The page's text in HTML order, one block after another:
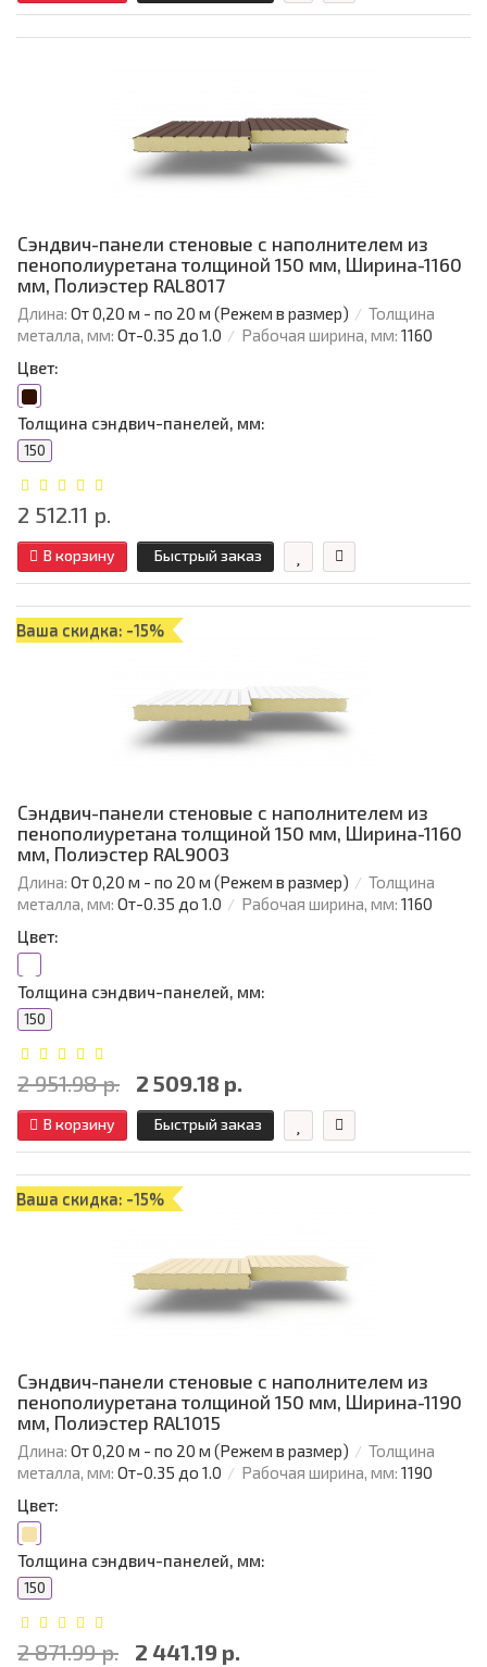
Сэндвич-панели стеновые с наполнителем из
пенополиуретана толщиной 150 мм, Ширина-1160
мм, Полиэстер RAL8017
Длина: От 0,20 м - по 20 м (Режем в размер)
Толщина
металла, мм: От-0.35 до 1.0 Рабочая ширина, мм: 1160
Цвет:
Толщина сэндвич-панелей, мм:
150
2 512.11 р.
В корзину Быстрый заказ
Ваша скидка: -15%
Сэндвич-панели стеновые с наполнителем из
пенополиуретана толщиной 150 мм, Ширина-1160
мм, Полиэстер RAL9003
Длина: От 0,20 м - по 20 м (Режем в размер)
Толщина
металла, мм: От-0.35 до 1.0 Рабочая ширина, мм: 1160
Цвет:
Толщина сэндвич-панелей, мм:
150
2 951.98 р. 2 509.18 р.
В корзину Быстрый заказ
Ваша скидка: -15%
Сэндвич-панели стеновые с наполнителем из
пенополиуретана толщиной 150 мм, Ширина-1190
мм, Полиэстер RAL1015
Длина: От 0,20 м - по 20 м (Режем в размер)
Толщина
металла, мм: От-0.35 до 1.0 Рабочая ширина, мм: 1190
Цвет:
Толщина сэндвич-панелей, мм:
150
2 871.99 р. 2 441.19 р.